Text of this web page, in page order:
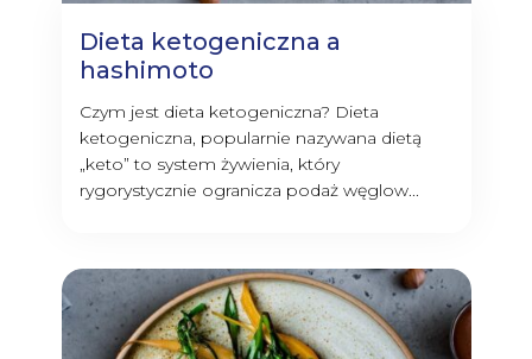
Dieta ketogeniczna a
hashimoto
Czym jest dieta ketogeniczna? Dieta
ketogeniczna, popularnie nazywana dietą
„keto” to system żywienia, który
rygorystycznie ogranicza podaż węglow...